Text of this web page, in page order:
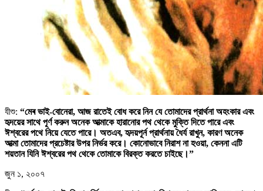
যীশু: “মেৰ ভাই-বোনেরা, আজ রাতেই বোধ করে নিন যে তোমাদের প্রার্থনা অহংকার এবং
হৃদয়ের সাথে পূর্ণ করুন অনেক আত্মাকে হারানোর পথ থেকে মুক্তি দিতে পারে এবং
ঈশ্বরের পথে নিয়ে যেতে পারে। অতএব, হৃদয়পূর্ন প্রার্থনায় ধৈর্য রাখুন, কারণ অনেক
আত্মা তোমাদের প্রচেষ্টার উপর নির্ভর করে। কোনোভাবে নিরাশ না হওয়া, কেননা এটি
শয়তান যিনি ঈশ্বরের পথ থেকে তোমাকে বিরক্ত করতে চাইছে।”
জুন ১, ২০০৭